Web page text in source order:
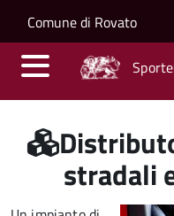
Salta al
Skip to site
Comune di Rovato
stradali